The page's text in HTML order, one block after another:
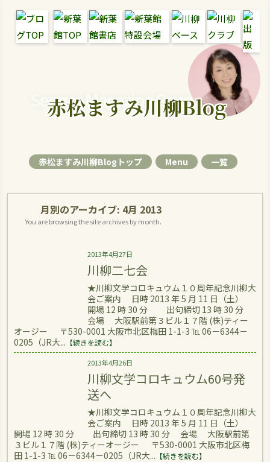
Senryu Magazine Senryu Blog
赤松ますみ川柳Blog
赤松ますみ川柳Blogトップ Menu 一覧
月別のアーカイブ: 4月 2013
You are browsing the site archives by month.
2013年4月27日
川柳二七会
★川柳文学コロキュウム１０周年記念川柳大
会ご案内 日時 2013 年 5 月 11 日（土）
開場 12 時 30 分 出句締切 13 時 30 分
会場 大阪駅前第３ビル１７階 (株)ティー
オージー 〒530-0001 大阪市北区梅田 1-1-3 ℡ 06－6344－
0205（JR大... 【続きを読む】
2013年4月26日
川柳文学コロキュウム60号発
送へ
★川柳文学コロキュウム１０周年記念川柳大
会ご案内 日時 2013 年 5 月 11 日（土）
開場 12 時 30 分 出句締切 13 時 30 分 会場 大阪駅前第
３ビル１７階 (株)ティーオージー 〒530-0001 大阪市北区梅
田 1-1-3 ℡ 06－6344－0205（JR大... 【続きを読む】